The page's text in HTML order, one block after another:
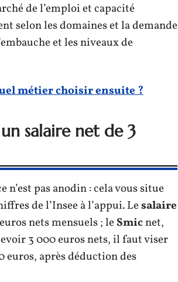
de l’emploi et capacité
selon les domaines et la demande
et les niveaux de
métier choisir ensuite ?
salaire net de 3
n’est pas anodin : cela vous situe
de l’Insee à l’appui. Lesalaire
nets mensuels ; leSmicnet,
3 000 euros nets, il faut viser
euros, après déduction des